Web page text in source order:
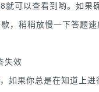
就可以查看到哟。如果
，稍稍放慢一下答题
失效
如果你总是在知道上